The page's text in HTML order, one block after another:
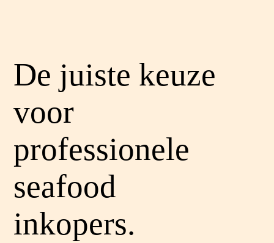
De juiste keuze
voor
professionele
seafood
inkopers.